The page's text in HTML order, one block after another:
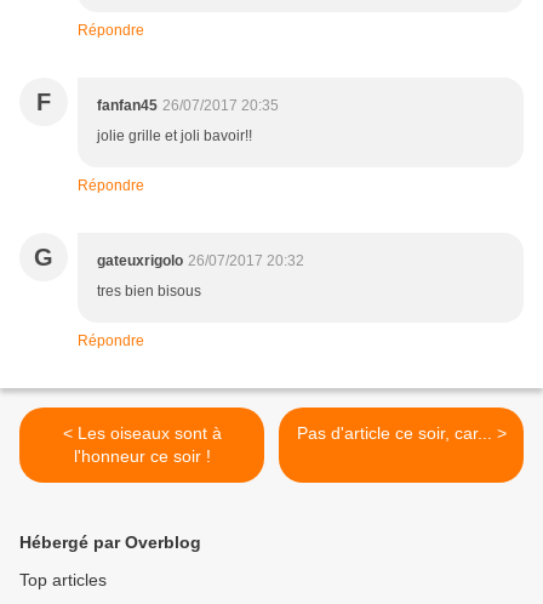
Répondre
F fanfan45 26/07/2017 20:35
jolie grille et joli bavoir!!
Répondre
G gateuxrigolo 26/07/2017 20:32
tres bien bisous
Répondre
< Les oiseaux sont à
l'honneur ce soir !
Pas d'article ce soir, car... >
Hébergé par Overblog
Top articles